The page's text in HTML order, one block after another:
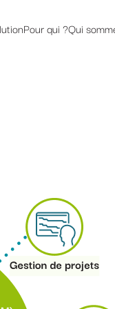
Pour qui ?Qui